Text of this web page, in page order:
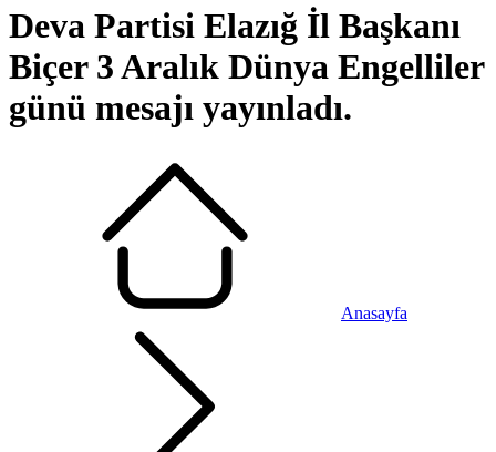
Deva Partisi Elazığ İl Başkanı
Biçer 3 Aralık Dünya Engelliler
günü mesajı yayınladı.
Anasayfa